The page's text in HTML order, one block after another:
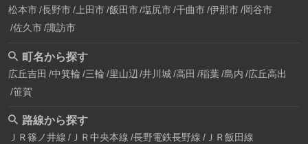
松本市 長野市 上田市 飯田市 塩尻市 千曲市 伊那市 岡谷市
佐久市 諏訪市
町名から探す
広丘吉田 中箕輪 三輪 里山辺 井川城 高田 稲葉 島内 広丘高出
笹賀
路線から探す
ＪＲ篠ノ井線 ＪＲ中央本線 長野電鉄長野線 ＪＲ飯田線